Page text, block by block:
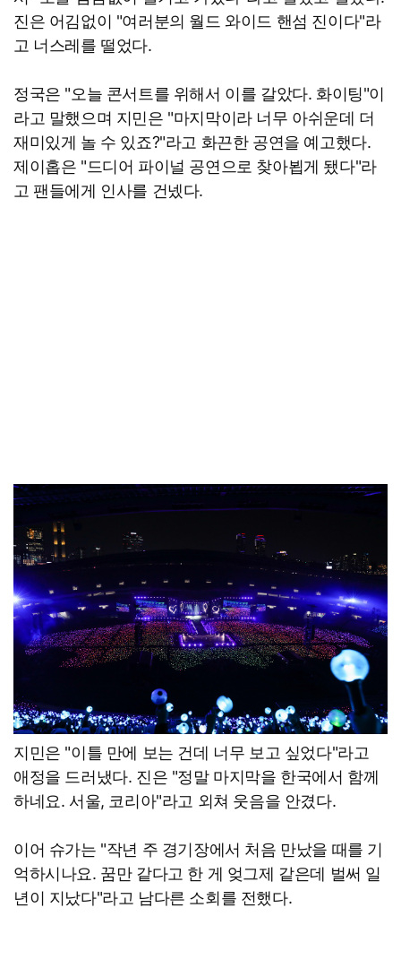
진은 어김없이 "여러분의 월드 와이드 핸섬 진이다"라
고 너스레를 떨었다.
정국은 "오늘 콘서트를 위해서 이를 갈았다. 화이팅"이
라고 말했으며 지민은 "마지막이라 너무 아쉬운데 더
재미있게 놀 수 있죠?"라고 화끈한 공연을 예고했다.
제이홉은 "드디어 파이널 공연으로 찾아뵙게 됐다"라
고 팬들에게 인사를 건넸다.
지민은 "이틀 만에 보는 건데 너무 보고 싶었다"라고
애정을 드러냈다. 진은 "정말 마지막을 한국에서 함께
하네요. 서울, 코리아"라고 외쳐 웃음을 안겼다.
이어 슈가는 "작년 주 경기장에서 처음 만났을 때를 기
억하시나요. 꿈만 같다고 한 게 엊그제 같은데 벌써 일
년이 지났다"라고 남다른 소회를 전했다.